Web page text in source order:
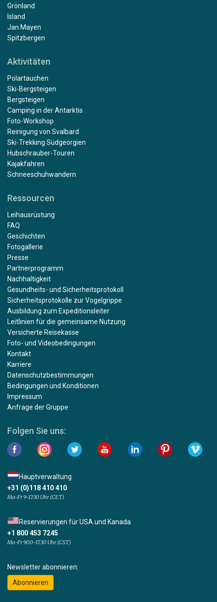
Grönland
Island
Jan Mayen
Spitzbergen
Aktivitäten
Polartauchen
Ski-Bergsteigen
Bergsteigen
Camping in der Antarktis
Foto-Workshop
Reinigung von Svalbard
Ski-Trekking Südgeorgien
Hubschrauber-Touren
Kajakfahren
Schneeschuhwandern
Ressourcen
Leihausrüstung
FAQ
Geschichten
Fotogallerie
Presse
Partnerprogramm
Nachhaltigkeit
Gesundheits- und Sicherheitsprotokoll
Sicherheitsprotokolle zur Vogelgrippe
Ausbildung zum Expeditionsleiter
Leitlinien für die gemeinsame Nutzung
Versicherte Reisekasse
Foto- und Videobedingungen
Kontakt
Karriere
Datenschutzbestimmungen
Bedingungen und Konditionen
Impressum
Anfrage der Gruppe
Folgen Sie uns:
Hauptverwaltung
+31 (0)118 410 410
Mo-Fr 9-17:30 Uhr (CET)
Reservierungen für USA und Kanada
+1 800 453 7245
Mo-Fr 9.00-17.30 Uhr (CST)
Newsletter abonnieren:
Abonnieren